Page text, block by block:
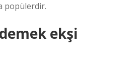
popülerdir.
ekşi